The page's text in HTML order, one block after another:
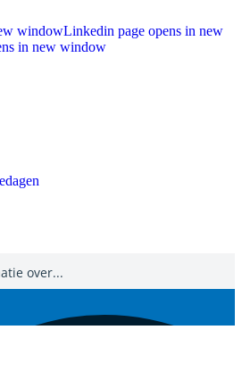
windowLinkedin page opens in new
in new window